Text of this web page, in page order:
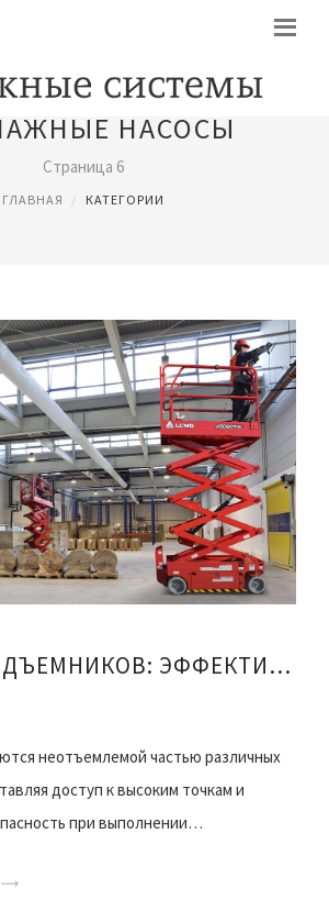
НАСОСЫ
Страница 6
ГЛАВНАЯ КАТЕГОРИИ
ЛИЗИНГ ПОДЪЕМНИКОВ: ЭФФЕКТИВНОСТЬ И ГИБКОСТЬ В РАБОТЕ
неотъемлемой частью различных
доступ к высоким точкам и
при выполнении…